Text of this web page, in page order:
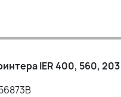
IER 400, 560,